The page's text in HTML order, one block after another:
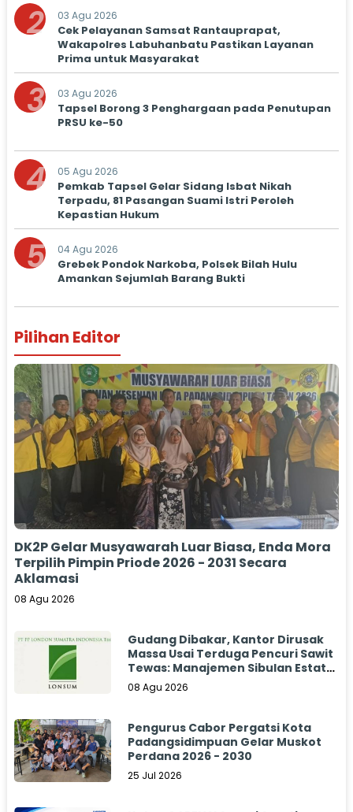
2 03 Agu 2026
Cek Pelayanan Samsat Rantauprapat,
Wakapolres Labuhanbatu Pastikan Layanan
Prima untuk Masyarakat
3 03 Agu 2026
Tapsel Borong 3 Penghargaan pada Penutupan
PRSU ke-50
4 05 Agu 2026
Pemkab Tapsel Gelar Sidang Isbat Nikah
Terpadu, 81 Pasangan Suami Istri Peroleh
Kepastian Hukum
5 04 Agu 2026
Grebek Pondok Narkoba, Polsek Bilah Hulu
Amankan Sejumlah Barang Bukti
Pilihan Editor
DK2P Gelar Musyawarah Luar Biasa, Enda Mora
Terpilih Pimpin Priode 2026 - 2031 Secara
Aklamasi
08 Agu 2026
Gudang Dibakar, Kantor Dirusak
Massa Usai Terduga Pencuri Sawit
Tewas: Manajemen Sibulan Estate
Bungkam
08 Agu 2026
Pengurus Cabor Pergatsi Kota
Padangsidimpuan Gelar Muskot
Perdana 2026 - 2030
25 Jul 2026